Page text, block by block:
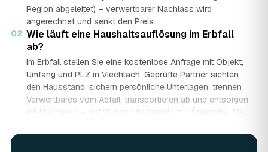
Region abgeleitet) – verwertbarer Nachlass wird
angerechnet und senkt den Preis.
02 Wie läuft eine Haushaltsauflösung im Erbfall
ab?
Im Erbfall stellen Sie eine kostenlose Anfrage mit Objekt,
Umfang und PLZ in Viechtach. Geprüfte Partner sichten
den Hausstand, sichern persönliche Unterlagen, trennen
Verwertbares vom Abfall, transportieren ab und entsorgen
mit Nachweis – auf Wunsch besenrein zur Übergabe. Sie
Ruhe, gerade wenn mehrere Erben beteiligt sind.